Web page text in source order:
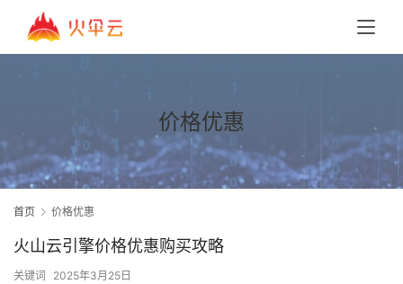
价格优惠
首页 价格优惠
火山云引擎价格优惠购买攻略
关键词 2025年3月25日